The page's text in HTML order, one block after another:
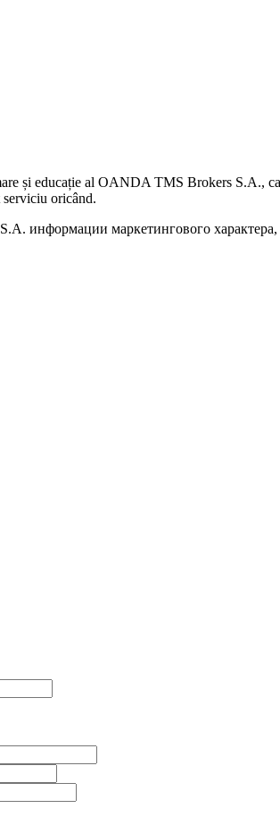
și educație al OANDA TMS Brokers S.A.,
serviciu oricând.
информации маркетингового